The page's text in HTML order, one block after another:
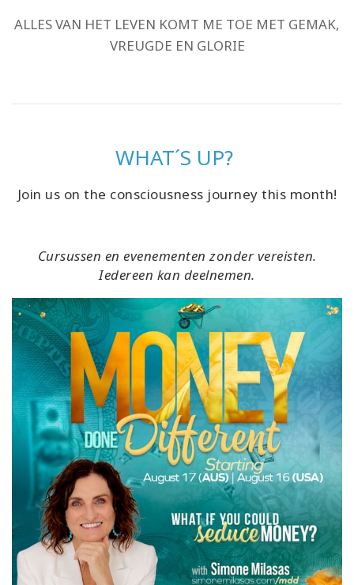
ZOEKEN
ALLES VAN HET LEVEN KOMT ME TOE MET GEMAK,
VREUGDE EN GLORIE
WHAT´S UP?
Join us on the consciousness journey this month!
Cursussen en evenementen zonder vereisten.
Iedereen kan deelnemen.